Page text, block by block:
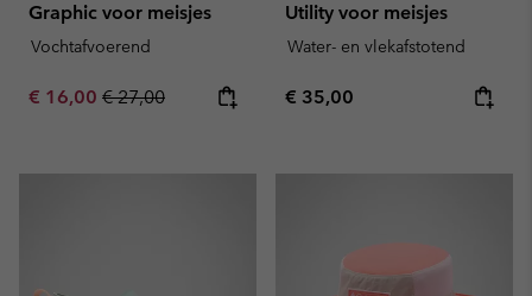
Graphic voor meisjes
Vochtafvoerend
Sale price:
€ 16,00 Regular price:
€ 27,00
Utility voor meisjes
Water- en vlekafstotend
Regular price:
€ 35,00